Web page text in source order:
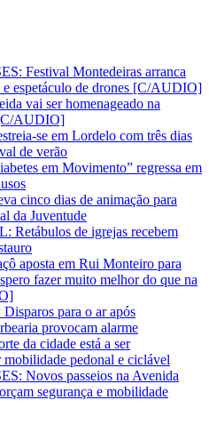
Festival Montedeiras arranca
e espetáculo de drones [C/AUDIO]
vai ser homenageado na
AUDIO]
se em Lordelo com três dias
de verão
em Movimento” regressa em
cinco dias de animação para
da Juventude
de igrejas recebem
aposta em Rui Monteiro para
fazer muito melhor do que na
para o ar após
provocam alarme
da cidade está a ser
pedonal e ciclável
Novos passeios na Avenida
segurança e mobilidade